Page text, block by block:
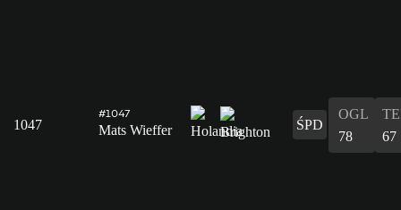
1047
#1047
Mats Wieffer ŚPD
OGL
78
67